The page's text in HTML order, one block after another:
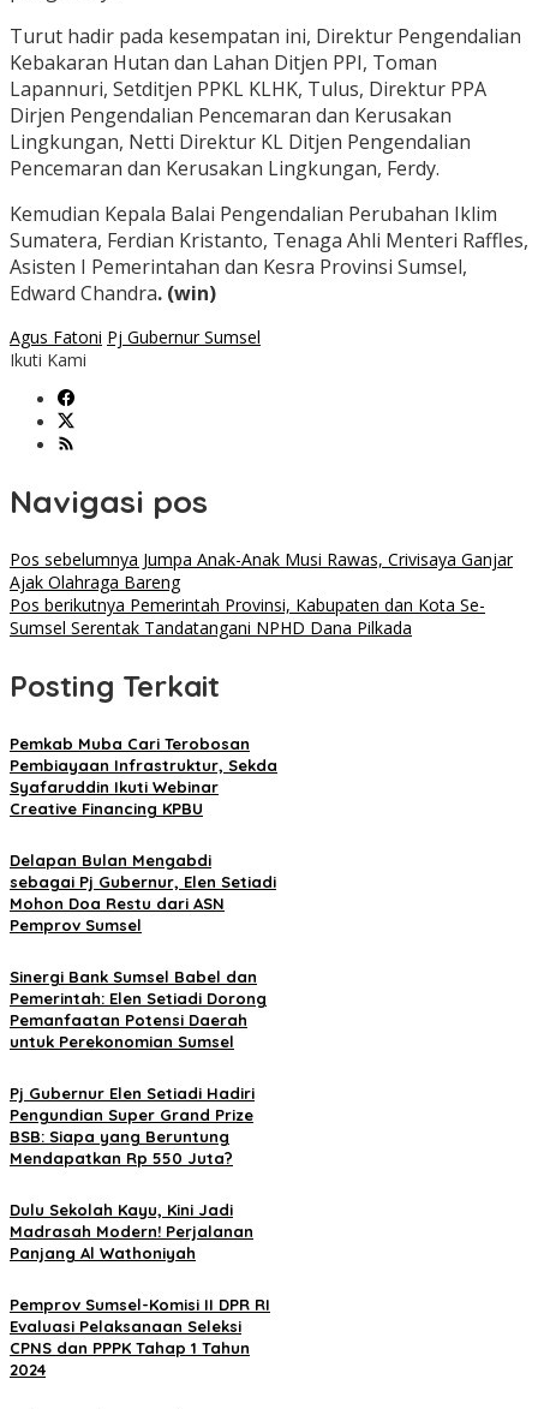
Turut hadir pada kesempatan ini, Direktur Pengendalian
Kebakaran Hutan dan Lahan Ditjen PPI, Toman
Lapannuri, Setditjen PPKL KLHK, Tulus, Direktur PPA
Dirjen Pengendalian Pencemaran dan Kerusakan
Lingkungan, Netti Direktur KL Ditjen Pengendalian
Pencemaran dan Kerusakan Lingkungan, Ferdy.
Kemudian Kepala Balai Pengendalian Perubahan Iklim
Sumatera, Ferdian Kristanto, Tenaga Ahli Menteri Raffles,
Asisten I Pemerintahan dan Kesra Provinsi Sumsel,
Edward Chandra. (win)
Agus Fatoni Pj Gubernur Sumsel
Ikuti Kami
Navigasi pos
Pos sebelumnya Jumpa Anak-Anak Musi Rawas, Crivisaya Ganjar
Ajak Olahraga Bareng
Pos berikutnya Pemerintah Provinsi, Kabupaten dan Kota Se-
Sumsel Serentak Tandatangani NPHD Dana Pilkada
Posting Terkait
Pemkab Muba Cari Terobosan
Pembiayaan Infrastruktur, Sekda
Syafaruddin Ikuti Webinar
Creative Financing KPBU
Delapan Bulan Mengabdi
sebagai Pj Gubernur, Elen Setiadi
Mohon Doa Restu dari ASN
Pemprov Sumsel
Sinergi Bank Sumsel Babel dan
Pemerintah: Elen Setiadi Dorong
Pemanfaatan Potensi Daerah
untuk Perekonomian Sumsel
Pj Gubernur Elen Setiadi Hadiri
Pengundian Super Grand Prize
BSB: Siapa yang Beruntung
Mendapatkan Rp 550 Juta?
Dulu Sekolah Kayu, Kini Jadi
Madrasah Modern! Perjalanan
Panjang Al Wathoniyah
Pemprov Sumsel-Komisi II DPR RI
Evaluasi Pelaksanaan Seleksi
CPNS dan PPPK Tahap 1 Tahun
2024